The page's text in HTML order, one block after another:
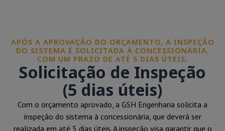
APÓS A APROVAÇÃO DO ORÇAMENTO, A INSPEÇÃO
DO SISTEMA É SOLICITADA À CONCESSIONÁRIA,
COM UM PRAZO DE ATÉ 5 DIAS ÚTEIS.
Solicitação de Inspeção
(5 dias úteis)
Com o orçamento aprovado, a GSH Engenharia solicita a
inspeção do sistema à concessionária, que deverá ser
realizada em até 5 dias úteis. A inspeção visa garantir que o